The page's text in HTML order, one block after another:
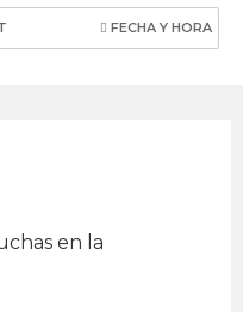
FECHA Y HORA
en la